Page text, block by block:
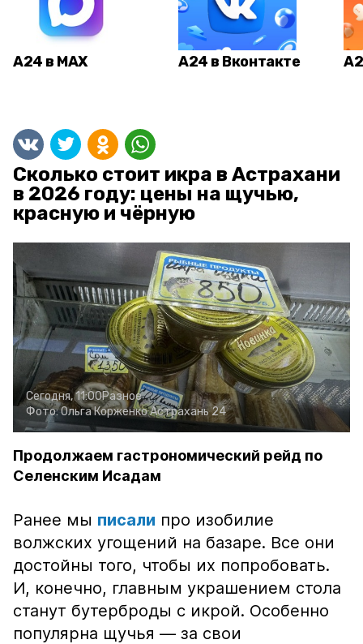
А24 в MAX А24 в Вконтакте
Сколько стоит икра в Астрахани
в 2026 году: цены на щучью,
красную и чёрную
Сегодня, 11:00Разное
Фото:Ольга КорженкоАстрахань 24
Продолжаем гастрономический рейд по
Селенским Исадам
Ранее мы писали про изобилие
волжских угощений на базаре. Все они
достойны того, чтобы их попробовать.
И, конечно, главным украшением стола
станут бутерброды с икрой. Особенно
популярна щучья — за свои